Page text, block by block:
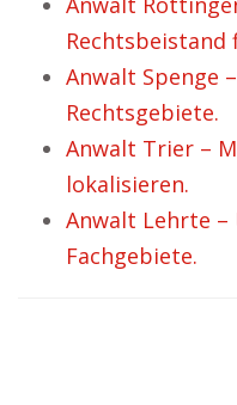
Rechtsbeistand
Anwalt Spenge
Rechtsgebiete.
Anwalt Trier –
lokalisieren.
Anwalt Lehrte
Fachgebiete.